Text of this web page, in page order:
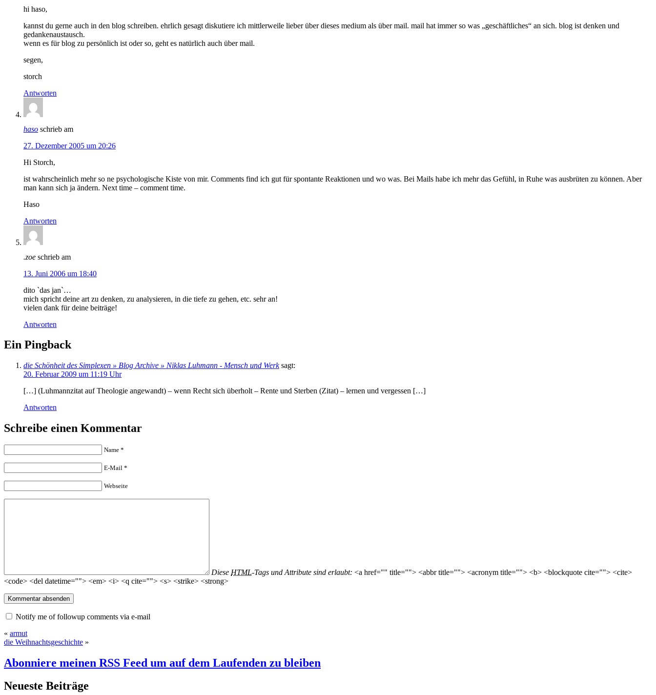
hi haso,
kannst du gerne auch in den blog schreiben. ehrlich gesagt diskutiere ich mittlerweile lieber über dieses medium als über mail. mail hat immer so was „geschäftliches“ an sich. blog ist denken und
gedankenaustausch.
wenn es für blog zu persönlich ist oder so, geht es natürlich auch über mail.
segen,
storch
Antworten
haso schrieb am
27. Dezember 2005 um 20:26
Hi Storch,
ist wahrscheinlich mehr so ne psychologische Kiste von mir. Comments find ich gut für spontante Reaktionen und wo was. Bei Mails habe ich mehr das Gefühl, in Ruhe was ausbrüten zu können. Aber
man kann sich ja ändern. Next time – comment time.
Haso
Antworten
.zoe schrieb am
13. Juni 2006 um 18:40
dito `das jan`…
mich spricht deine art zu denken, zu analysieren, in die tiefe zu gehen, etc. sehr an!
vielen dank für deine beiträge!
Antworten
Ein Pingback
die Schönheit des Simplexen » Blog Archive » Niklas Luhmann - Mensch und Werk sagt:
20. Februar 2009 um 11:19 Uhr
[…] (Luhmannzitat auf Theologie angewandt) – wenn Recht sich überholt – Rente und Sterben (Zitat) – lernen und vergessen […]
Antworten
Schreibe einen Kommentar
Name *
E-Mail *
Webseite
Diese HTML-Tags und Attribute sind erlaubt: <a href="" title=""> <abbr title=""> <acronym title=""> <b> <blockquote cite=""> <cite>
<code> <del datetime=""> <em> <i> <q cite=""> <s> <strike> <strong>
Notify me of followup comments via e-mail
« armut
die Weihnachtsgeschichte »
Abonniere meinen RSS Feed um auf dem Laufenden zu bleiben
Neueste Beiträge